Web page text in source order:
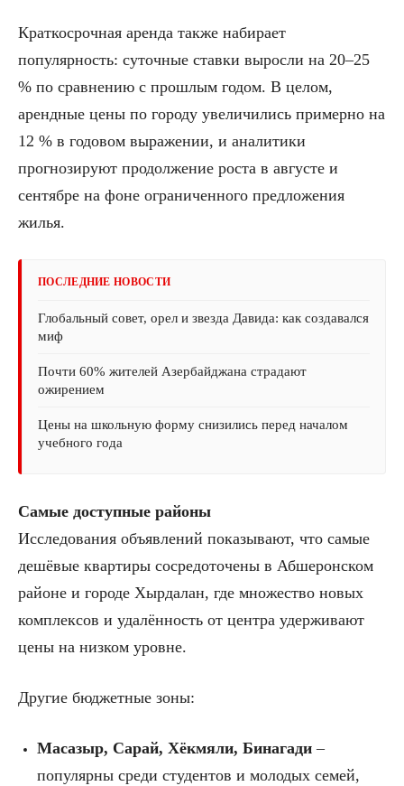
Краткосрочная аренда также набирает
популярность: суточные ставки выросли на 20–25
% по сравнению с прошлым годом. В целом,
арендные цены по городу увеличились примерно на
12 % в годовом выражении, и аналитики
прогнозируют продолжение роста в августе и
сентябре на фоне ограниченного предложения
жилья.
ПОСЛЕДНИЕ НОВОСТИ
Глобальный совет, орел и звезда Давида: как создавался
миф
Почти 60% жителей Азербайджана страдают
ожирением
Цены на школьную форму снизились перед началом
учебного года
Самые доступные районы
Исследования объявлений показывают, что самые
дешёвые квартиры сосредоточены в Абшеронском
районе и городе Хырдалан, где множество новых
комплексов и удалённость от центра удерживают
цены на низком уровне.
Другие бюджетные зоны:
Масазыр, Сарай, Хёкмяли, Бинагади –
популярны среди студентов и молодых семей,